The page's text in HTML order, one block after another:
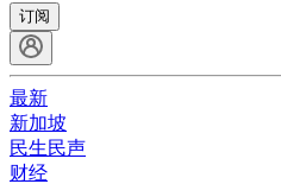
订阅
最新
新加坡
民生民声
财经